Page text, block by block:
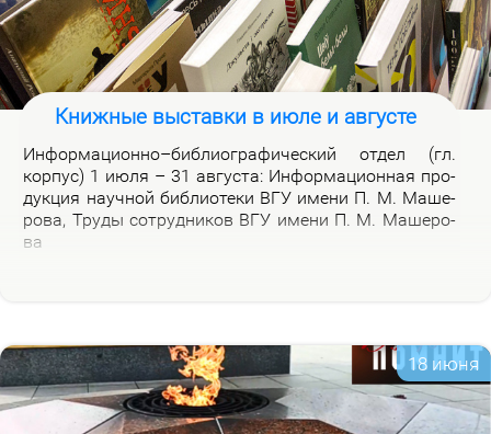
Книжные выставки в июле и августе
Ин­фор­ма­ци­он­но–биб­лио­гра­фи­че­ский от­дел (гл.
кор­пус) 1 июля – 31 ав­гу­ста: Ин­фор­ма­ци­он­ная про­
дук­ция на­уч­ной биб­лио­те­ки ВГУ име­ни П. М. Ма­ше­
ро­ва, Тру­ды со­труд­ни­ков ВГУ име­ни П. М. Ма­ше­ро­
ва
18 июня